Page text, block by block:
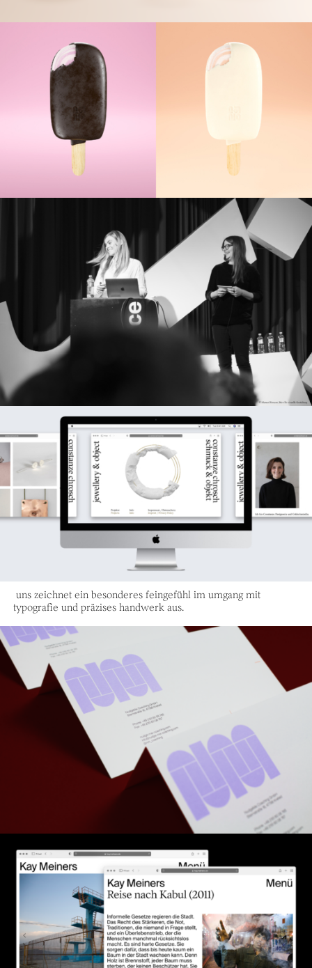
uns zeichnet ein besonderes feingefühl im umgang mit
typografie und präzises handwerk aus.